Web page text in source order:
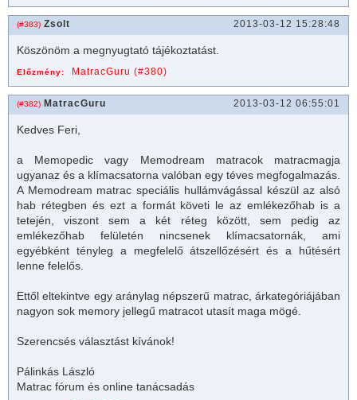
(#383) Zsolt 2013-03-12 15:28:48
Köszönöm a megnyugtató tájékoztatást.
Előzmény: MatracGuru (#380)
(#382) MatracGuru 2013-03-12 06:55:01
Kedves Feri,
a Memopedic vagy Memodream matracok matracmagja
ugyanaz és a klímacsatorna valóban egy téves megfogalmazás.
A Memodream matrac speciális hullámvágással készül az alsó
hab rétegben és ezt a formát követi le az emlékezőhab is a
tetején, viszont sem a két réteg között, sem pedig az
emlékezőhab felületén nincsenek klímacsatornák, ami
egyébként tényleg a megfelelő átszellőzésért és a hűtésért
lenne felelős.
Ettől eltekintve egy aránylag népszerű matrac, árkategóriájában
nagyon sok memory jellegű matracot utasít maga mögé.
Szerencsés választást kívánok!
Pálinkás László
Matrac fórum és online tanácsadás